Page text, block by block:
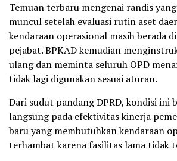
Temuan terbaru mengenai randis
muncul setelah evaluasi rutin aset
kendaraan operasional masih berada
pejabat. BPKAD kemudian
ulang dan meminta seluruh OPD
tidak lagi digunakan sesuai aturan.
Dari sudut pandang DPRD, kondisi ini
langsung pada efektivitas kinerja
baru yang membutuhkan kendaraan
terhambat karena fasilitas lama tidak